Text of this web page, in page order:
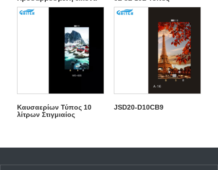
Στιγμιαίου θερμοσίφωνα
αερίου για ντους
καυσαερίων
Θερμοσίφωνας Αερίου
Καυσαερίων Τύπος 10
λίτρων Στιγμιαίος
JSD20-D10CB9